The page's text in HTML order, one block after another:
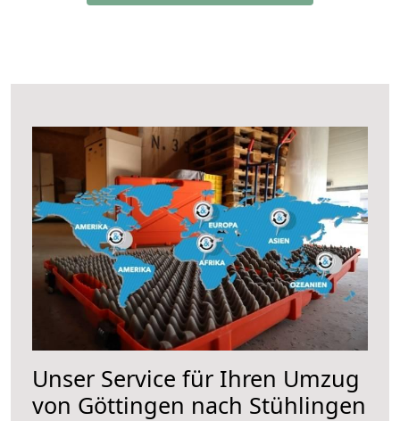
Unser Service für Ihren Umzug
von Göttingen nach Stühlingen